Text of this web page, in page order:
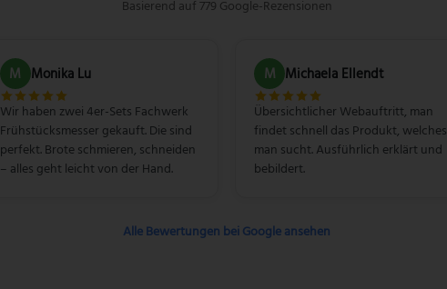
Basierend auf 779 Google-Rezensionen
M Monika Lu
Wir haben zwei 4er-Sets Fachwerk
Frühstücksmesser gekauft. Die sind
perfekt. Brote schmieren, schneiden
– alles geht leicht von der Hand.
M Michaela Ellendt
Übersichtlicher Webauftritt, man
findet schnell das Produkt, welches
man sucht. Ausführlich erklärt und
bebildert.
Alle Bewertungen bei Google ansehen